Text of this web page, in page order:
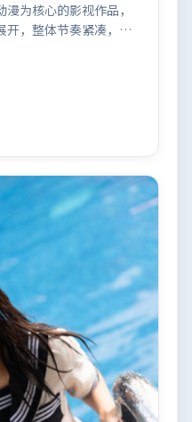
为核心的影视作品，
开，整体节奏紧凑，值